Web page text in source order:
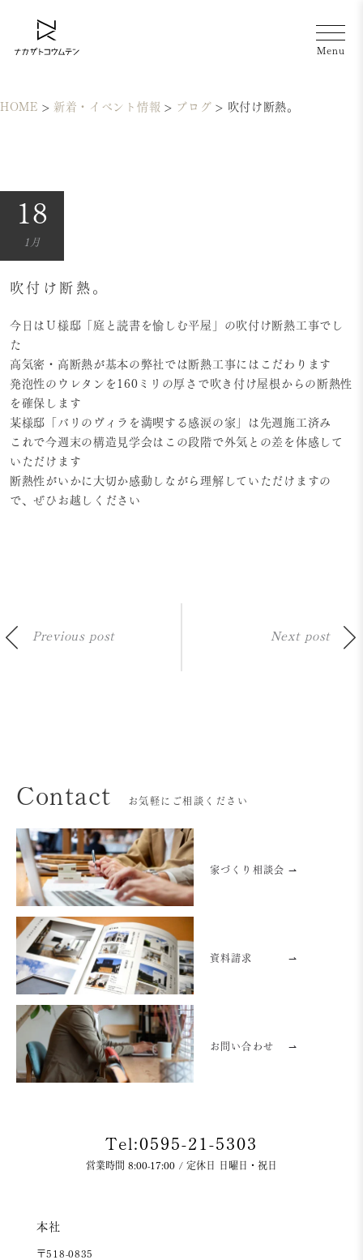
HOME > 新着・イベント情報 > ブログ > 吹付け断熱。
18
1月
吹付け断熱。
今日はＵ様邸「庭と読書を愉しむ平屋」の吹付け断熱工事でし
た
高気密・高断熱が基本の弊社では断熱工事にはこだわります
発泡性のウレタンを160ミリの厚さで吹き付け屋根からの断熱性
を確保します
某様邸「バリのヴィラを満喫する感涙の家」は先週施工済み
これで今週末の構造見学会はこの段階で外気との差を体感して
いただけます
断熱性がいかに大切か感動しながら理解していただけますの
で、ぜひお越しください
Previous post Next post
Contact お気軽にご相談ください
家づくり相談会 ⇀
資料請求 ⇀
お問い合わせ ⇀
Tel:0595-21-5303
営業時間 8:00-17:00 / 定休日 日曜日・祝日
本社
〒518-0835